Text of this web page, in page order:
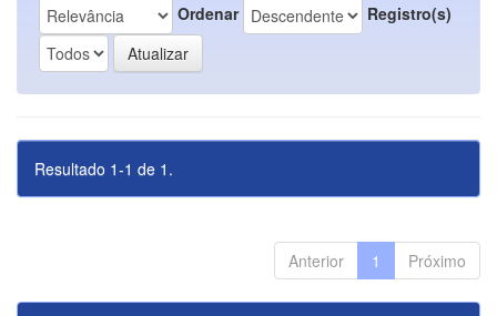
Ordenar Registro(s)
Resultado 1-1 de 1.
Anterior 1 Próximo